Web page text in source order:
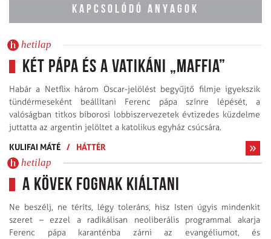
KAPCSOLÓDÓ ANYAGOK
hetilap
Két pápa és a vatikáni „maffia”
Habár a Netflix három Oscar-jelölést begyűjtő filmje igyekszik
tündérmeseként beállítani Ferenc pápa színre lépését, a
valóságban titkos bíborosi lobbi­szervezetek évtizedes küzdelme
juttatta az argentin jelöltet a katolikus egyház csúcsára.
KULIFAI MÁTÉ / HÁTTÉR
hetilap
A kövek fognak kiáltani
Ne beszélj, ne téríts, légy toleráns, hisz Isten úgyis mindenkit
szeret – ezzel a radikálisan neoliberális programmal akarja
Ferenc pápa karanténba zárni az evangéliumot, és